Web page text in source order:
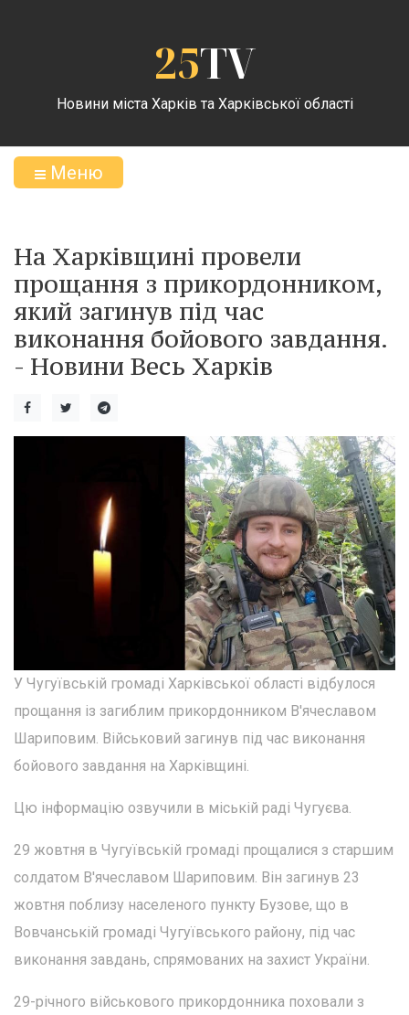
25TV
Новини міста Харків та Харківської області
Меню
На Харківщині провели
прощання з прикордонником,
який загинув під час
виконання бойового завдання.
- Новини Весь Харків
У Чугуївській громаді Харківської області відбулося
прощання із загиблим прикордонником В'ячеславом
Шариповим. Військовий загинув під час виконання
бойового завдання на Харківщині.
Цю інформацію озвучили в міській раді Чугуєва.
29 жовтня в Чугуївській громаді прощалися з старшим
солдатом В'ячеславом Шариповим. Він загинув 23
жовтня поблизу населеного пункту Бузове, що в
Вовчанській громаді Чугуївського району, під час
виконання завдань, спрямованих на захист України.
29-річного військового прикордонника поховали з